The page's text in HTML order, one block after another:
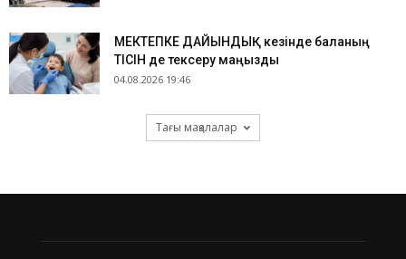
МЕКТЕПКЕ ДАЙЫНДЫҚ кезінде баланың
ТІСІН де тексеру маңызды
04.08.2026 19:46
Тағы мақалалар